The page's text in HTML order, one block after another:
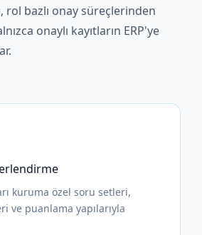
rol bazlı onay süreçlerinden
onaylı kayıtların ERP'ye
kuruma özel soru setleri,
ve puanlama yapılarıyla